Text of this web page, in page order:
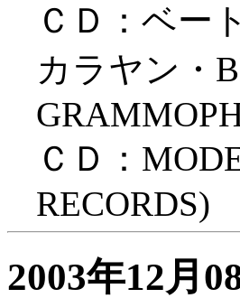
ＣＤ：ベー
カラヤン・
ＣＤ：
RECORDS)
2003年12月